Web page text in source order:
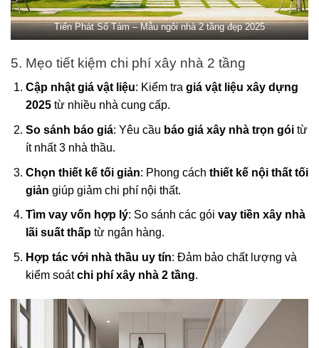
Tiến Phát Số Tám – Mẫu ngôi nhà 2 tầng đẹp 2025
5. Mẹo tiết kiệm chi phí xây nhà 2 tầng
Cập nhật giá vật liệu: Kiểm tra giá vật liệu xây dựng
2025từ nhiều nhà cung cấp.
So sánh báo giá: Yêu cầu báo giá xây nhà trọn góitừ
ít nhất 3 nhà thầu.
Chọn thiết kế tối giản: Phong cách thiết kế nội thất tối
giản giúp giảm chi phí nội thất.
Tìm vay vốn hợp lý: So sánh các gói vay tiền xây nhà
lãi suất thấptừ ngân hàng.
Hợp tác với nhà thầu uy tín: Đảm bảo chất lượng và
kiểm soátchi phí xây nhà 2 tầng.